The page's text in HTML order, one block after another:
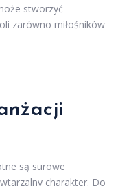
stworzyć
zarówno miłośników
są surowe
charakter. Do